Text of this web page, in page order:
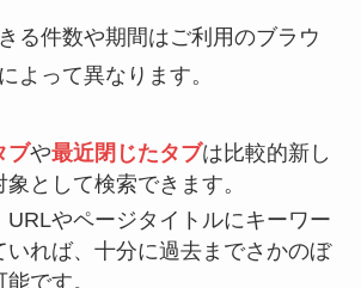
る件数や期間はご利用のブラウ
よって異なります。
ブや最近閉じたタブは比較的新し
として検索できます。
URLやページタイトルにキーワー
いれば、十分に過去までさかのぼ
です。